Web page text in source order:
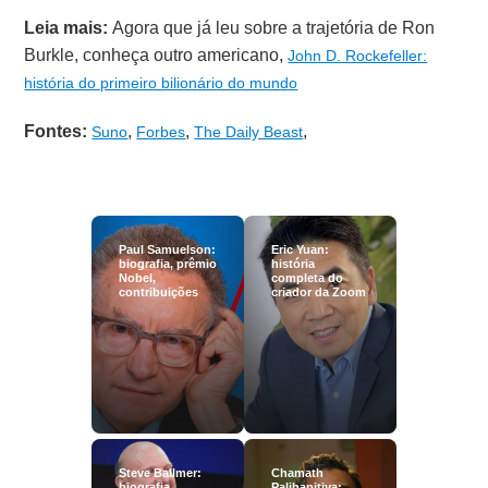
Leia mais: Agora que já leu sobre a trajetória de Ron
Burkle, conheça outro americano,John D. Rockefeller:
história do primeiro bilionário do mundo
Fontes: Suno, Forbes,The Daily Beast,
Paul Samuelson:
biografia, prêmio
Nobel,
contribuições
Eric Yuan:
história
completa do
criador da Zoom
Steve Ballmer:
Chamath